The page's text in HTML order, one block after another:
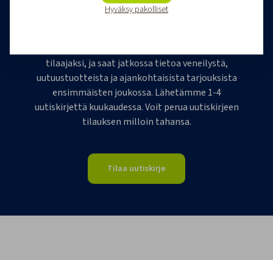
tilaajaksi, ja saat jatkossa tietoa veneilystä,
uutuustuotteista ja ajankohtaisista tarjouksista
ensimmäisten joukossa. Lähetämme 1-4
uutiskirjettä kuukaudessa. Voit perua uutiskirjeen
tilauksen milloin tahansa.
Tilaa uutiskirje
Hyväksy pakolliset